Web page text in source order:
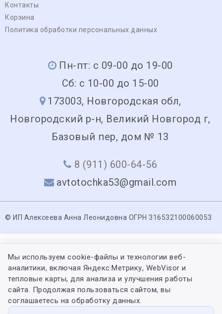
Контакты
Корзина
Политика обработки персональных данных
Пн-пт: с 09-00 до 19-00
Сб: с 10-00 до 15-00
173003, Новгородская обл,
Новгородский р-н, Великий Новгород г,
Базовый пер, дом № 13
8 (911) 600-64-56
avtotochka53@gmail.com
© ИП Алексеева Анна Леонидовна ОГРН 316532100060053
Мы используем cookie-файлы и технологии веб-
аналитики, включая Яндекс.Метрику, WebVisor и
тепловые карты, для анализа и улучшения работы
сайта. Продолжая пользоваться сайтом, вы
соглашаетесь на обработку данных.